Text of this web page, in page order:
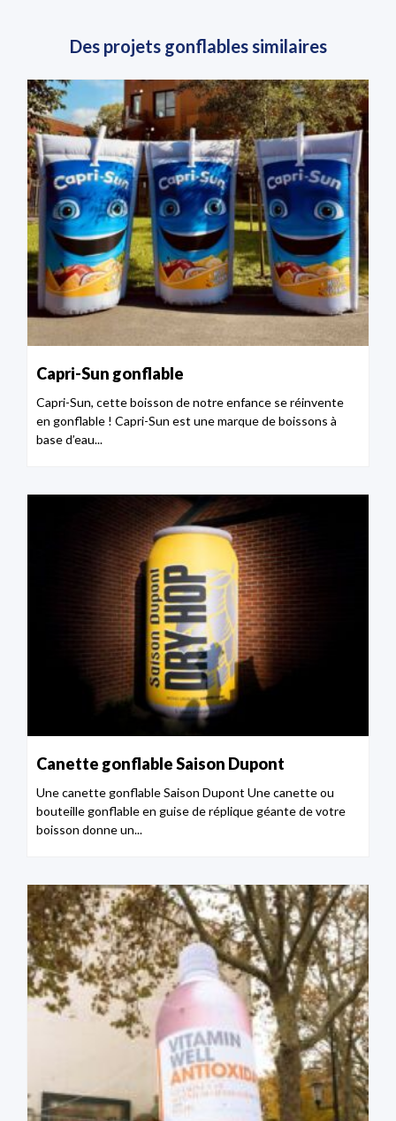
Des projets gonflables similaires
Capri-Sun gonflable
Capri-Sun, cette boisson de notre enfance se réinvente
en gonflable ! Capri-Sun est une marque de boissons à
base d’eau...
Canette gonflable Saison Dupont
Une canette gonflable Saison Dupont Une canette ou
bouteille gonflable en guise de réplique géante de votre
boisson donne un...